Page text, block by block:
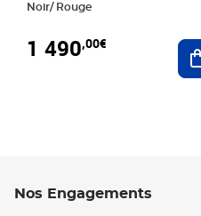
Noir/ Rouge
1 490,00€
Nos Engagements